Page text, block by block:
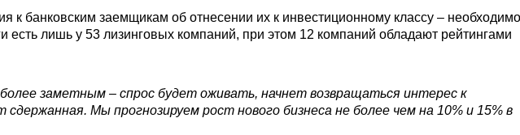
банковским заемщикам об отнесении их к инвестиционному классу – необходимо
есть лишь у 53 лизинговых компаний, при этом 12 компаний обладают рейтингами
заметным – спрос будет оживать, начнет возвращаться интерес к
Мы прогнозируем рост нового бизнеса не более чем на 10% и 15% в